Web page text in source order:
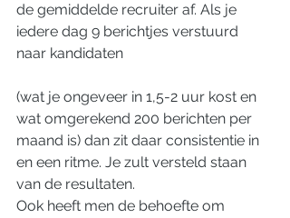
de gemiddelde recruiter af. Als je
iedere dag 9 berichtjes verstuurd
naar kandidaten
(wat je ongeveer in 1,5-2 uur kost en
wat omgerekend 200 berichten per
maand is) dan zit daar consistentie in
en een ritme. Je zult versteld staan
van de resultaten.
Ook heeft men de behoefte om